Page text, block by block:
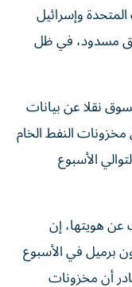
وإسرائيل
مسدود، ‌في ظل
نقلا ‌عن بيانات
مخزونات النفط الخام
⁠الأسبوع
هويتها، إن
⁠الخام انخفضت 6.8 مليون برميل في الأسبوع
أن مخزونات